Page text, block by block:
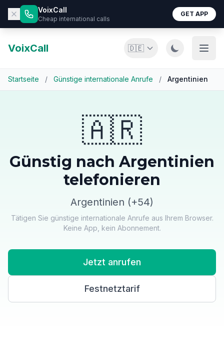
VoixCall
Cheap international calls
GET APP
VoixCall 🇩🇪
Startseite / Günstige internationale Anrufe / Argentinien
🇦🇷
Günstig nach Argentinien
telefonieren
Argentinien (+54)
Tätigen Sie günstige internationale Anrufe aus Ihrem Browser.
Keine App, kein Abonnement.
Jetzt anrufen
Festnetztarif